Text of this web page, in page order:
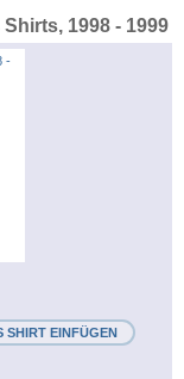
1998 - 1999
SHIRT EINFÜGEN